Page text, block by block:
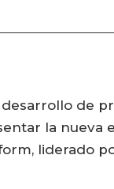
de
la nueva
liderado